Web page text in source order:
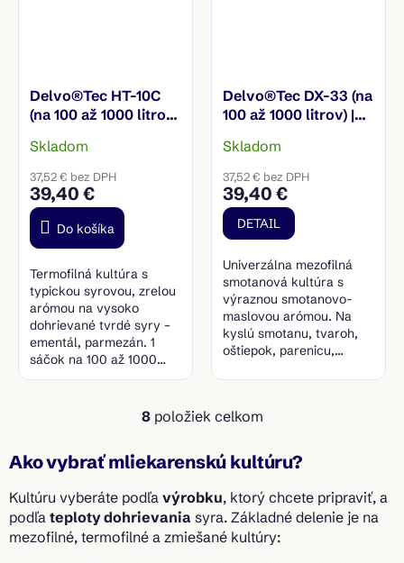
Delvo®Tec HT-10C
(na 100 až 1000 litrov)
Skladom
37,52 € bez DPH
39,40 €
Do košíka
Termofilná kultúra s
typickou syrovou, zrelou
arómou na vysoko
dohrievané tvrdé syry –
ementál, parmezán. 1
sáčok na 100 až 1000
litrov mlieka.
Delvo®Tec DX-33 (na
100 až 1000 litrov) |
kultúra
Skladom
37,52 € bez DPH
39,40 €
DETAIL
Univerzálna mezofilná
smotanová kultúra s
výraznou smotanovo-
maslovou arómou. Na
kyslú smotanu, tvaroh,
oštiepok, parenicu,
gouda. 1 sáčok na 100 až
O
l
á
d
a
c
i
8položiek celkom
Ako vybrať mliekarenskú kultúru?
Kultúru vyberáte podľa výrobku, ktorý chcete pripraviť, a
podľa teploty dohrievania syra. Základné delenie je na
mezofilné, termofilné a zmiešané kultúry: